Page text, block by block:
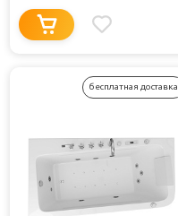
бесплатная доставка